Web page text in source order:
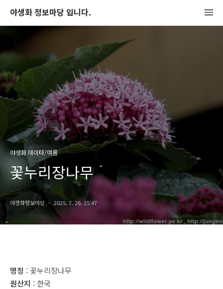
야생화 정보마당 입니다.
야생화 데이타/여름
꽃누리장나무
야생화정보마당 2025. 7. 26. 15:47
명칭 : 꽃누리장나무
원산지 : 한국